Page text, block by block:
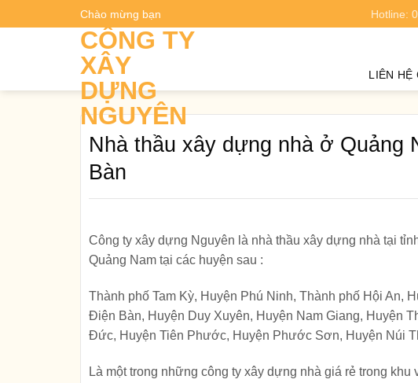
to
Chào mừng bạn Hotline:
CÔNG TY
XÂY
DỰNG
NGUYÊN
LIÊN HỆ
Nhà thầu xây dựng nhà ở Quảng
Bàn
Công ty xây dựng Nguyên là nhà thầu xây dựng nhà tại
Quảng Nam tại các huyện sau :
Thành phố Tam Kỳ, Huyện Phú Ninh, Thành phố Hội An,
Điện Bàn, Huyện Duy Xuyên, Huyện Nam Giang, Huyện
Đức, Huyện Tiên Phước, Huyện Phước Sơn, Huyện Núi
Là một trong những công ty xây dựng nhà giá rẻ trong
Dự toán chi